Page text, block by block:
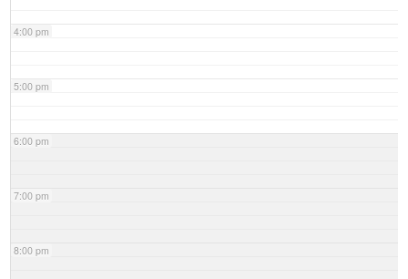
4:00 pm
5:00 pm
6:00 pm
7:00 pm
8:00 pm